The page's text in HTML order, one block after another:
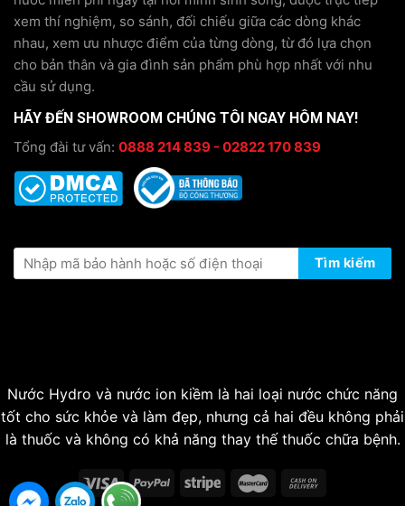
xem thí nghiệm, so sánh, đối chiếu giữa các dòng khác
nhau, xem ưu nhược điểm của từng dòng, từ đó lựa chọn
cho bản thân và gia đình sản phẩm phù hợp nhất với nhu
cầu sử dụng.
HÃY ĐẾN SHOWROOM CHÚNG TÔI NGAY HÔM NAY!
Tổng đài tư vấn: 0888 214 839 - 02822 170 839
Tìm kiếm
Nước Hydro và nước ion kiềm là hai loại nước chức năng
tốt cho sức khỏe và làm đẹp, nhưng cả hai đều không phải
là thuốc và không có khả năng thay thế thuốc chữa bệnh.